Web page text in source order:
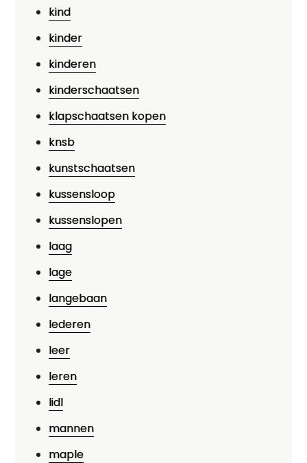
kind
kinder
kinderen
kinderschaatsen
klapschaatsen kopen
knsb
kunstschaatsen
kussensloop
kussenslopen
laag
lage
langebaan
lederen
leer
leren
lidl
mannen
maple